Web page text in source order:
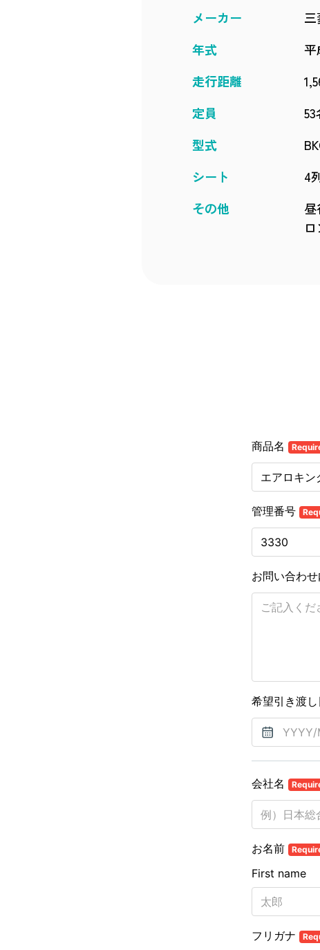
メーカー
三
年式
平
走行距離
定員
53
型式
シート
4
その他